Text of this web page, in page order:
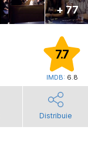
+ 77
7.7
IMDB: 6.8
Distribuie